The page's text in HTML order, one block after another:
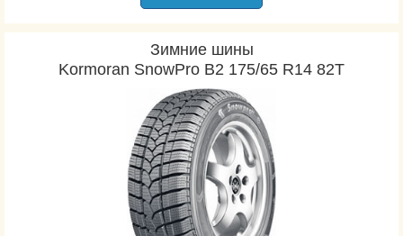
Зимние шины
Kormoran SnowPro B2 175/65 R14 82T